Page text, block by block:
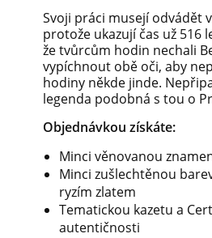
Svoji práci musejí odvádět
protože ukazují čas už 516
že tvůrcům hodin nechali
vypíchnout obě oči, aby
hodiny někde jinde.
legenda podobná s tou o
Objednávkou získáte:
Minci věnovanou
Minci zušlechtěnou
ryzím zlatem
Tematickou kazetu a
autentičnosti